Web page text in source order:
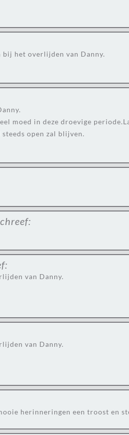
het overlijden van Danny.
moed in deze droevige
open zal blijven.
van Danny.
van Danny.
herinneringen een troost en